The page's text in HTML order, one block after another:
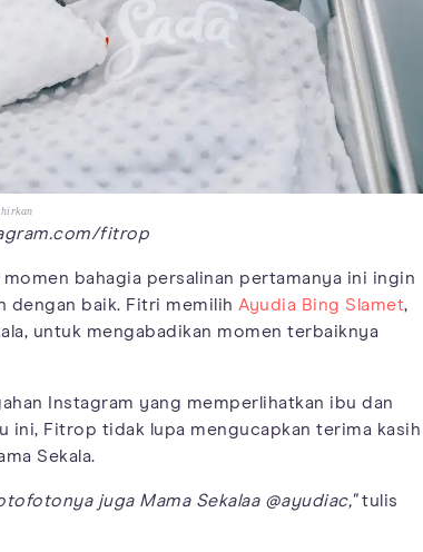
fitrop
momen bahagia persalinan pertamanya ini ingin
dengan baik. Fitri memilih Ayudia Bing Slamet,
untuk mengabadikan momen terbaiknya
Instagram yang memperlihatkan ibu dan
ini, Fitrop tidak lupa mengucapkan terima kasih
Sekala.
juga Mama Sekalaa @ayudiac,"tulis